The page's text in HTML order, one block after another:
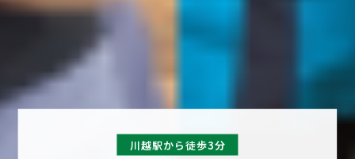
川越駅から徒歩3分